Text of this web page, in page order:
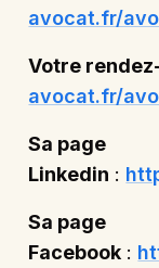
avocat.fr/
Votre
avocat.fr/
Sa page
Linkedin :
Sa page
Facebook :